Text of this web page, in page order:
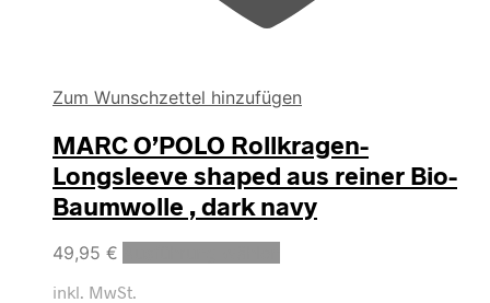
Zum Wunschzettel hinzufügen
MARC O’POLO Rollkragen-
Longsleeve shaped aus reiner Bio-
Baumwolle , dark navy
49,95 €
inkl. MwSt.